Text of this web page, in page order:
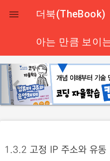
 더북(TheBook)
아는 만큼 보이
p
r
e
u
1.3.2 고정 IP 주소와 유동